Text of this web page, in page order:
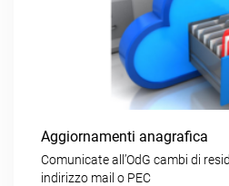
Aggiornamenti anagrafica
Comunicate all’OdG cambi di
indirizzo mail o PEC